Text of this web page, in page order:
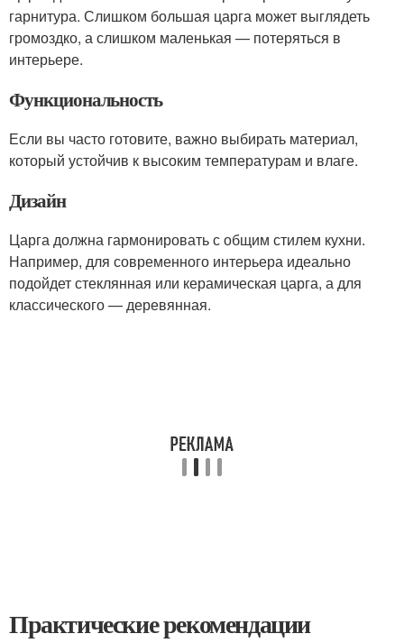
гарнитура. Слишком большая царга может выглядеть
громоздко, а слишком маленькая — потеряться в
интерьере.
Функциональность
Если вы часто готовите, важно выбирать материал,
который устойчив к высоким температурам и влаге.
Дизайн
Царга должна гармонировать с общим стилем кухни.
Например, для современного интерьера идеально
подойдет стеклянная или керамическая царга, а для
классического — деревянная.
Практические рекомендации